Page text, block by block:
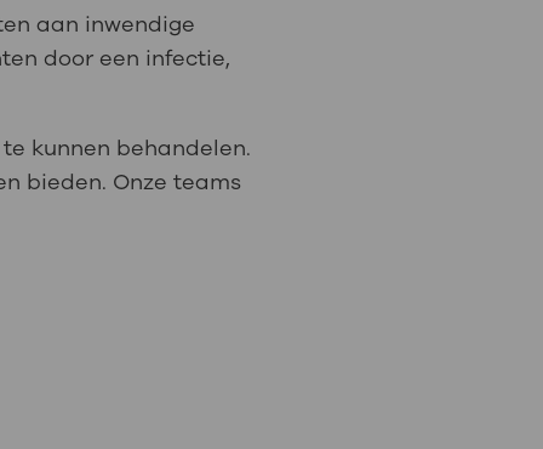
aan inwendige
door een infectie,
kunnen behandelen.
bieden. Onze teams